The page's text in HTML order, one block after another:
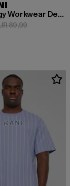
Retro Baggy Workwear Denim Loose Fit
62,99
89,99Actieprijs: